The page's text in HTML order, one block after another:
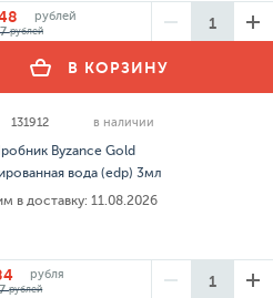
рублей
рублей
В КОРЗИНУ
131912 в наличии
Byzance Gold
вода (edp) 3мл
в доставку: 11.08.2026
рубля
рублей